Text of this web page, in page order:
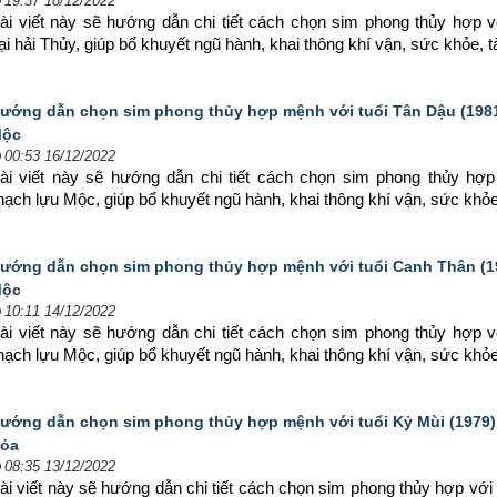
viết này sẽ hướng dẫn chi tiết cách chọn sim phong thủy hợp
hải Thủy, giúp bổ khuyết ngũ hành, khai thông khí vận, sức khỏe,
dẫn chọn sim phong thủy hợp mệnh với tuổi Tân Dậu
00:53 16/12/2022
viết này sẽ hướng dẫn chi tiết cách chọn sim phong thủy
lựu Mộc, giúp bổ khuyết ngũ hành, khai thông khí vận, sức
dẫn chọn sim phong thủy hợp mệnh với tuổi Canh Thân
10:11 14/12/2022
viết này sẽ hướng dẫn chi tiết cách chọn sim phong thủy hợp
lựu Mộc, giúp bổ khuyết ngũ hành, khai thông khí vận, sức
dẫn chọn sim phong thủy hợp mệnh với tuổi Kỷ Mùi
08:35 13/12/2022
viết này sẽ hướng dẫn chi tiết cách chọn sim phong thủy hợp với